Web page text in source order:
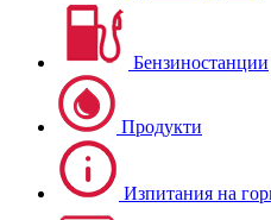
Бензиностанции
Продукти
Изпитания на